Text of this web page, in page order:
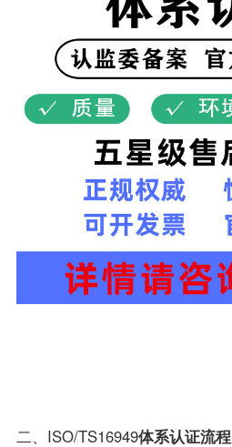
二、ISO/TS16949体系认证流程